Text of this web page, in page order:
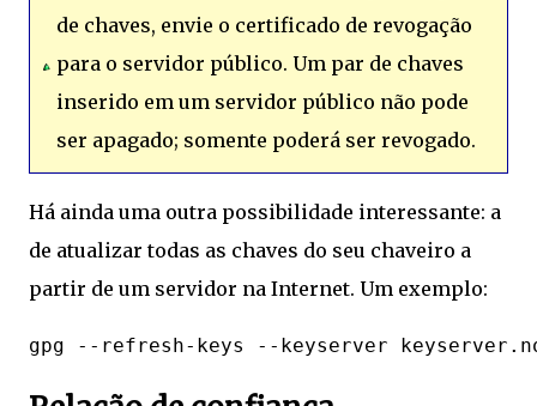
de chaves, envie o certificado de revogação
para o servidor público. Um par de chaves
inserido em um servidor público não pode
ser apagado; somente poderá ser revogado.
Há ainda uma outra possibilidade interessante: a
de atualizar todas as chaves do seu chaveiro a
partir de um servidor na Internet. Um exemplo: